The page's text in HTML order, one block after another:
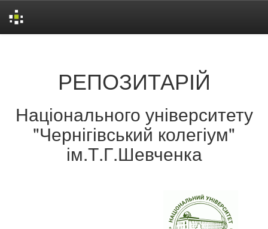
РЕПОЗИТАРІЙ
Національного університету
"Чернігівський колегіум"
ім.Т.Г.Шевченка